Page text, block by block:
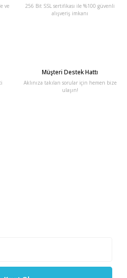
ve
256 Bit SSL sertifikası ile %100 güvenli
alışveriş imkanı
Müşteri Destek Hattı
Aklınıza takılan sorular için hemen bize
ulaşın!